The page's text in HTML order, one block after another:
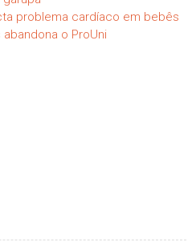
problema cardíaco em bebês
o ProUni